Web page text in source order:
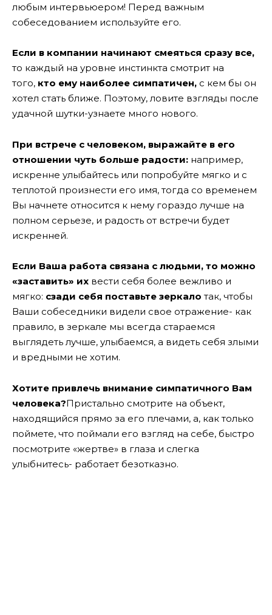
любым интервьюером! Перед важным
собеседованием используйте его.
Если в компании начинают смеяться сразу все,
то каждый на уровне инстинкта смотрит на
того, кто ему наиболее симпатичен, с кем бы он
хотел стать ближе. Поэтому, ловите взгляды после
удачной шутки-узнаете много нового.
При встрече с человеком, выражайте в его
отношении чуть больше радости: например,
искренне улыбайтесь или попробуйте мягко и с
теплотой произнести его имя, тогда со временем
Вы начнете относится к нему гораздо лучше на
полном серьезе, и радость от встречи будет
искренней.
Если Ваша работа связана с людьми, то можно
«заставить» их вести себя более вежливо и
мягко: сзади себя поставьте зеркало так, чтобы
Ваши собеседники видели свое отражение- как
правило, в зеркале мы всегда стараемся
выглядеть лучше, улыбаемся, а видеть себя злыми
и вредными не хотим.
Хотите привлечь внимание симпатичного Вам
человека?Пристально смотрите на объект,
находящийся прямо за его плечами, а, как только
поймете, что поймали его взгляд на себе, быстро
посмотрите «жертве» в глаза и слегка
улыбнитесь- работает безотказно.